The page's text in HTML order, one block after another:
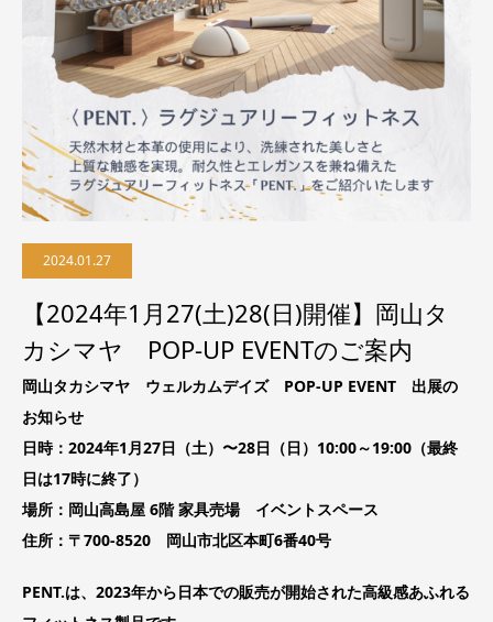
2024.01.27
【2024年1月27(土)28(日)開催】岡山タ
カシマヤ POP-UP EVENTのご案内
岡山タカシマヤ ウェルカムデイズ POP-UP EVENT 出展の
お知らせ
日時：2024年1月27日（土）〜28日（日）10:00～19:00（最終
日は17時に終了）
場所：岡山高島屋 6階 家具売場 イベントスペース
住所：〒700-8520 岡山市北区本町6番40号
PENT.は、2023年から日本での販売が開始された高級感あふれる